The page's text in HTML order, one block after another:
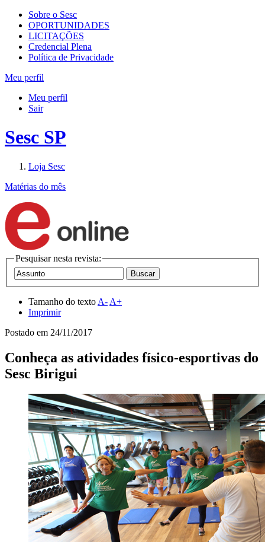
Sobre o Sesc
OPORTUNIDADES
LICITAÇÕES
Credencial Plena
Política de Privacidade
Meu perfil
Meu perfil
Sair
Sesc SP
Loja Sesc
Matérias do mês
Pesquisar nesta revista:
Tamanho do texto A- A+
Imprimir
Postado em 24/11/2017
Conheça as atividades físico-esportivas do
Sesc Birigui